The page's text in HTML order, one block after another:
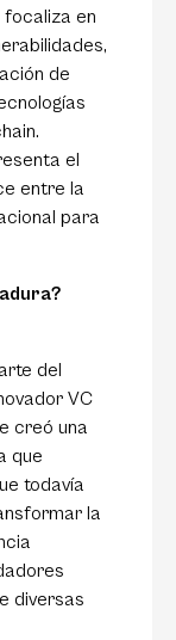
en
de
el
entre la
para
del
VC
creó una
que
todavía
la
diversas